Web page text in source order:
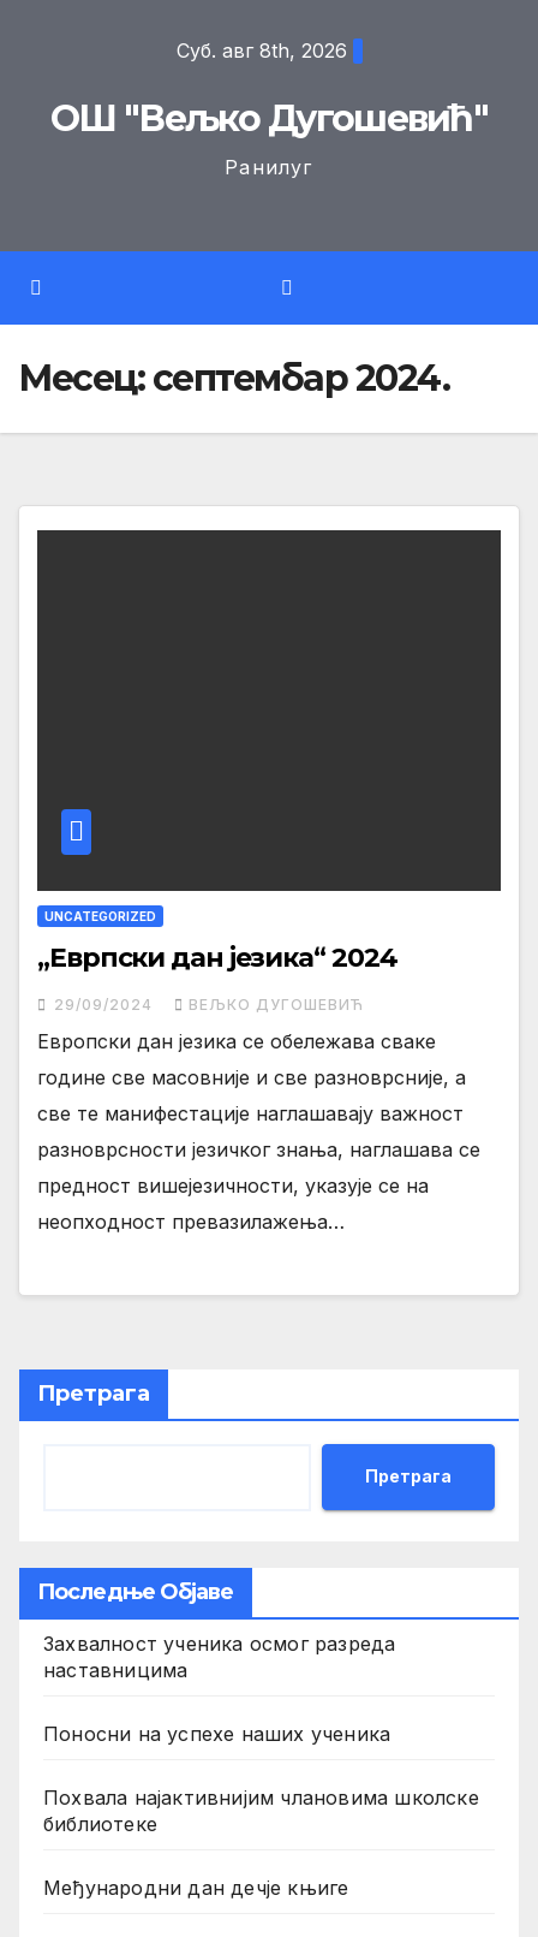
Суб. авг 8th, 2026
ОШ "Вељко Дугошевић"
Ранилуг
Месец:септембар 2024.
UNCATEGORIZED
„Еврпски дан језика“ 2024
29/09/2024 ВЕЉКО ДУГОШЕВИЋ
Европски дан језика се обележава сваке
године све масовније и све разноврсније, а
све те манифестације наглашавају важност
разноврсности језичког знања, наглашава се
предност вишејезичности, указује се на
неопходност превазилажења…
Претрага
Претрага
Последње Објаве
Захвалност ученика осмог разреда
наставницима
Поносни на успехе наших ученика
Похвала најактивнијим члановима школске
библиотеке
Међународни дан дечје књиге